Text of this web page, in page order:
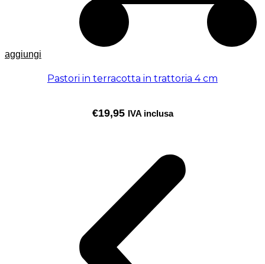
aggiungi
Pastori in terracotta in trattoria 4 cm
€19,95 IVA inclusa